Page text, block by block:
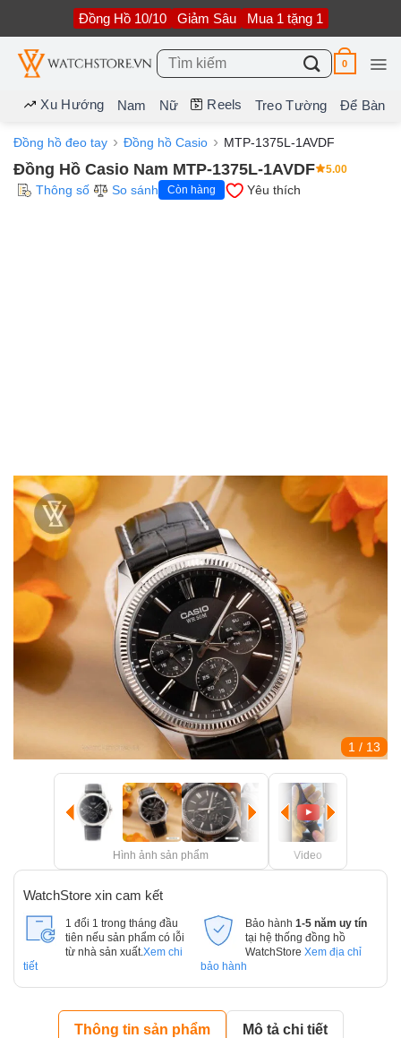
nội
dung
Đồng Hồ 10/10 Giảm Sâu Mua 1 tặng 1
Tìm
kiếm:
0
Xu Hướng Nam Nữ Reels Treo Tường Để Bàn
Đồng hồ đeo tay Đồng hồ Casio MTP-1375L-1AVDF
Đồng Hồ Casio Nam MTP-1375L-1AVDF 5.00
Thông số So sánh Còn hàng Yêu thích
1 / 13
Hình ảnh sản phẩm Video
WatchStore xin cam kết
1 đổi 1 trong tháng đầu
tiên nếu sản phẩm có lỗi
từ nhà sản xuất. Xem chi
tiết
Bảo hành 1-5 năm uy tín
tại hệ thống đồng hồ
WatchStore Xem địa chỉ
bảo hành
Thông tin sản phẩm Mô tả chi tiết